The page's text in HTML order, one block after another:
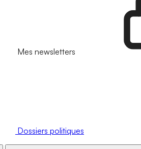
Mes newsletters
Dossiers politiques